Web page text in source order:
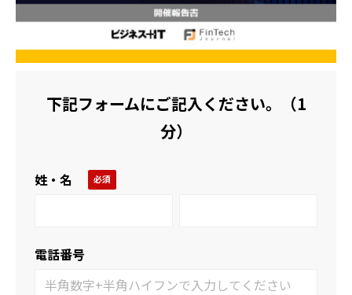
下記フォームにご記入ください。（1
分）
姓・名
電話番号